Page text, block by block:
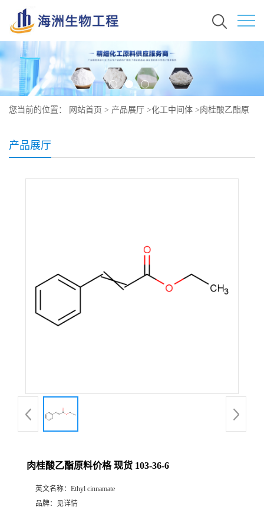
您当前的位置： 网站首页 > 产品展厅 >化工中间体 > 肉桂酸乙酯原
产品展厅
肉桂酸乙酯原料价格 现货 103-36-6
英文名称： Ethyl cinnamate
品牌：
见详情